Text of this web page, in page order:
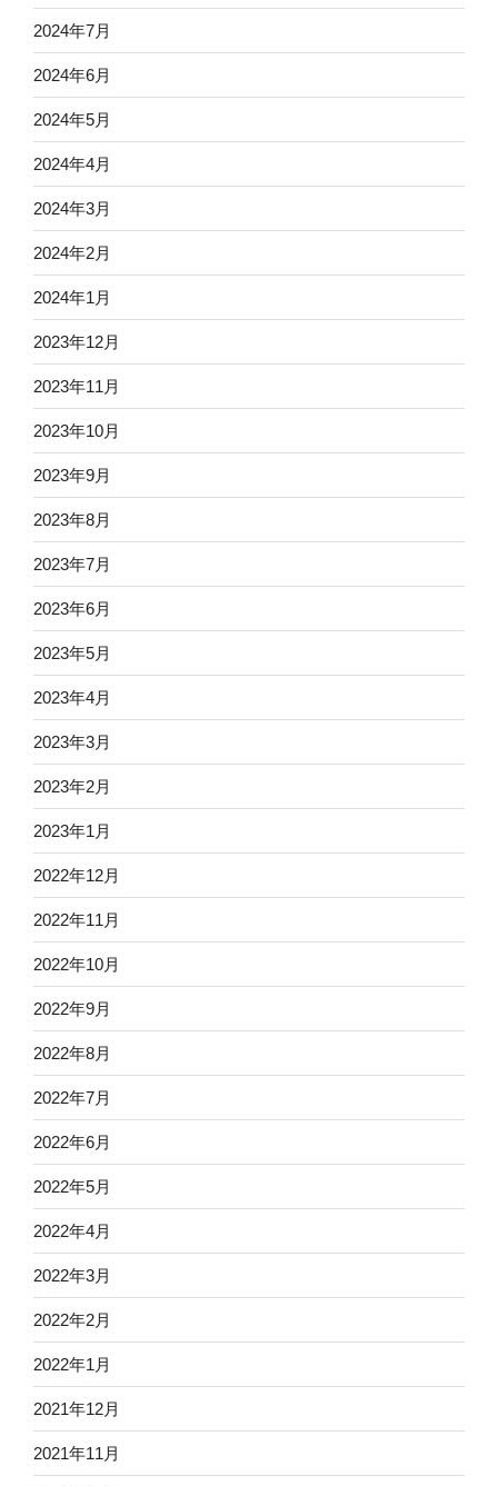
2024年7月
2024年6月
2024年5月
2024年4月
2024年3月
2024年2月
2024年1月
2023年12月
2023年11月
2023年10月
2023年9月
2023年8月
2023年7月
2023年6月
2023年5月
2023年4月
2023年3月
2023年2月
2023年1月
2022年12月
2022年11月
2022年10月
2022年9月
2022年8月
2022年7月
2022年6月
2022年5月
2022年4月
2022年3月
2022年2月
2022年1月
2021年12月
2021年11月